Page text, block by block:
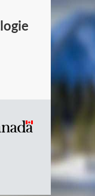
Symbole